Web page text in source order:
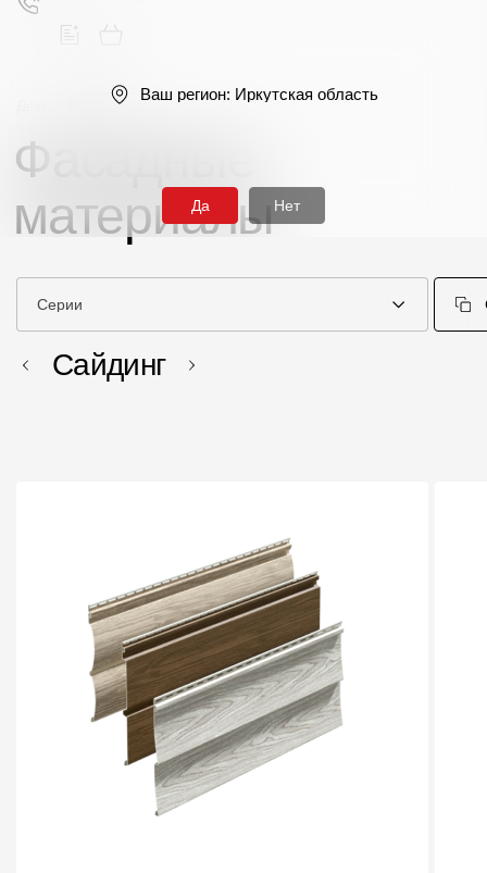
Продукция
Фасадные материалы
Комплектующие для фасадов
Пленки и мембраны
Мягкая кровля
Однослойная черепица
Ламинированная черепица
Фасады
Фасадные
материалы
Серии
Сайдинг
Ваш регион: Иркутская область
Да Нет